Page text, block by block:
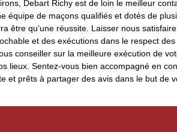
Debart Richy est de loin le meilleur
équipe de maçons qualifiés et dotés de
être qu’une réussite. Laisser nous
et des exécutions dans le respect
conseiller sur la meilleure exécution de
lieux. Sentez-vous bien accompagné en
et prêts à partager des avis dans le but de